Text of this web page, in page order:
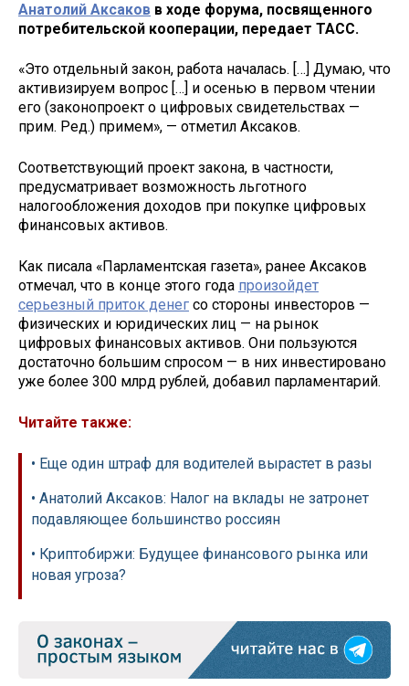
Анатолий Аксаков в ходе форума, посвященного
потребительской кооперации, передает ТАСС.
«Это отдельный закон, работа началась. […] Думаю, что
активизируем вопрос […] и осенью в первом чтении
его (законопроект о цифровых свидетельствах —
прим. Ред.) примем», — отметил Аксаков.
Соответствующий проект закона, в частности,
предусматривает возможность льготного
налогообложения доходов при покупке цифровых
финансовых активов.
Как писала «Парламентская газета», ранее Аксаков
отмечал, что в конце этого года произойдет
серьезный приток денег со стороны инвесторов —
физических и юридических лиц — на рынок
цифровых финансовых активов. Они пользуются
достаточно большим спросом — в них инвестировано
уже более 300 млрд рублей, добавил парламентарий.
Читайте также:
• Еще один штраф для водителей вырастет в разы
• Анатолий Аксаков: Налог на вклады не затронет
подавляющее большинство россиян
• Криптобиржи: Будущее финансового рынка или
новая угроза?